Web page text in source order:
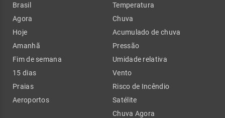
Brasil
Agora
Hoje
Amanhã
Fim de semana
15 dias
Praias
Aeroportos
Temperatura
Chuva
Acumulado de chuva
Pressão
Umidade relativa
Vento
Risco de Incêndio
Satélite
Chuva Agora